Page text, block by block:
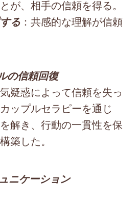
が、相手の信頼を得る。
る ：共感的な理解が信頼
の信頼回復
疑惑によって信頼を失っ
ップルセラピーを通じ
解き、行動の一貫性を保
築した。
ニケーション